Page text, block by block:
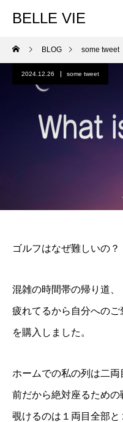
BELLE VIE
BLOG some tweet
2024.12.26 some tweet
ゴルフはなぜ難しいの？
混雑の時間帯の帰り道、
疲れてるから自分への
を購入しました。
ホームでの私の列は二
前だから絶対座るための
覗けるのは１両目全部